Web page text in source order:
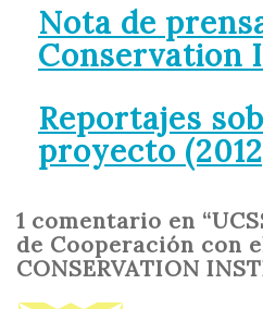
Nota de
Conservation
Reportajes
proyecto
1 comentario en
de Cooperación con
CONSERVATION